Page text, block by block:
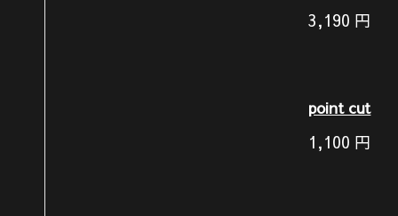
3,190 円
point cut
1,100 円